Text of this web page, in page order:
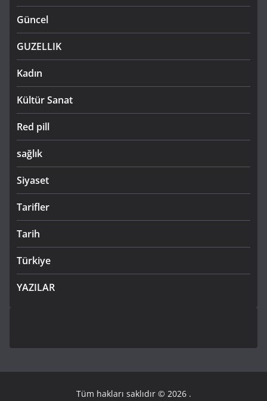
Güncel
GUZELLIK
Kadın
Kültür Sanat
Red pill
sağlık
Siyaset
Tarifler
Tarih
Türkiye
YAZILAR
Tüm hakları saklıdır © 2026 .